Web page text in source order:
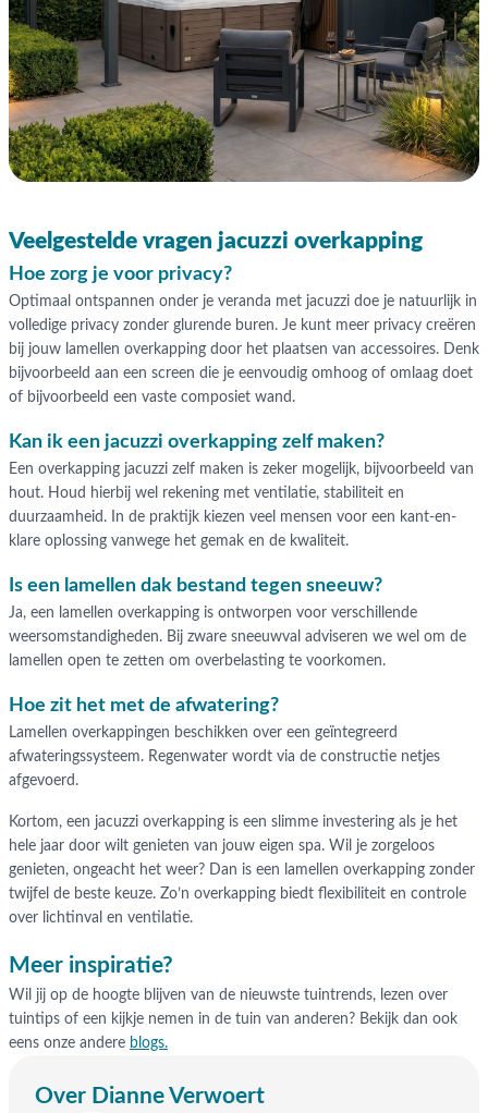
Veelgestelde vragen jacuzzi overkapping
Hoe zorg je voor privacy?
Optimaal ontspannen onder je veranda met jacuzzi doe je natuurlijk in
volledige privacy zonder glurende buren. Je kunt meer privacy creëren
bij jouw lamellen overkapping door het plaatsen van accessoires. Denk
bijvoorbeeld aan een screen die je eenvoudig omhoog of omlaag doet
of bijvoorbeeld een vaste composiet wand.
Kan ik een jacuzzi overkapping zelf maken?
Een overkapping jacuzzi zelf maken is zeker mogelijk, bijvoorbeeld van
hout. Houd hierbij wel rekening met ventilatie, stabiliteit en
duurzaamheid. In de praktijk kiezen veel mensen voor een kant-en-
klare oplossing vanwege het gemak en de kwaliteit.
Is een lamellen dak bestand tegen sneeuw?
Ja, een lamellen overkapping is ontworpen voor verschillende
weersomstandigheden. Bij zware sneeuwval adviseren we wel om de
lamellen open te zetten om overbelasting te voorkomen.
Hoe zit het met de afwatering?
Lamellen overkappingen beschikken over een geïntegreerd
afwateringssysteem. Regenwater wordt via de constructie netjes
afgevoerd.
Kortom, een jacuzzi overkapping is een slimme investering als je het
hele jaar door wilt genieten van jouw eigen spa. Wil je zorgeloos
genieten, ongeacht het weer? Dan is een lamellen overkapping zonder
twijfel de beste keuze. Zo’n overkapping biedt flexibiliteit en controle
over lichtinval en ventilatie.
Meer inspiratie?
Wil jij op de hoogte blijven van de nieuwste tuintrends, lezen over
tuintips of een kijkje nemen in de tuin van anderen? Bekijk dan ook
eens onze andere blogs.
Over Dianne Verwoert